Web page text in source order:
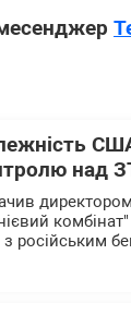
над
директором
російським